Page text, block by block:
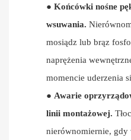
● Końcówki nośne
wsuwania.
mosiądz lub brąz
naprężenia
momencie uderzenia
● Awarie
linii montażowej.
nierównomiernie, gdy